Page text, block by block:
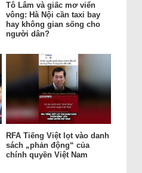
Tô Lâm và giấc mơ viển
vông: Hà Nội cần taxi bay
hay không gian sống cho
người dân?
RFA Tiếng Việt lọt vào danh
sách „phản động“ của
chính quyền Việt Nam